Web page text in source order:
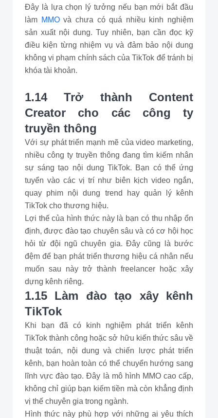
Đây là lựa chọn lý tưởng nếu bạn mới bắt đầu
làm MMOvà chưa có quá nhiều kinh nghiệm
sản xuất nội dung. Tuy nhiên, bạn cần đọc kỹ
điều kiện từng nhiệm vụ và đảm bảo nội dung
không vi phạm chính sách của TikTok để tránh bị
khóa tài khoản.
1.14 Trở thành Content
Creator cho các công ty
truyền thông
Với sự phát triển mạnh mẽ của video marketing,
nhiều công ty truyền thông đang tìm kiếm nhân
sự sáng tạo nội dung TikTok. Bạn có thể ứng
tuyển vào các vị trí như biên kịch video ngắn,
quay phim nội dung trend hay quản lý kênh
TikTok cho thương hiệu.
Lợi thế của hình thức này là bạn có thu nhập ổn
định, được đào tạo chuyên sâu và có cơ hội học
hỏi từ đội ngũ chuyên gia. Đây cũng là bước
đệm để bạn phát triển thương hiệu cá nhân nếu
muốn sau này trở thành freelancer hoặc xây
dựng kênh riêng.
1.15 Làm đào tạo xây kênh
TikTok
Khi bạn đã có kinh nghiệm phát triển kênh
TikTok thành công hoặc sở hữu kiến thức sâu về
thuật toán, nội dung và chiến lược phát triển
kênh, bạn hoàn toàn có thể chuyển hướng sang
lĩnh vực đào tạo. Đây là mô hình MMO cao cấp,
không chỉ giúp bạn kiếm tiền mà còn khẳng định
vị thế chuyên gia trong ngành.
Hình thức này phù hợp với những ai yêu thích